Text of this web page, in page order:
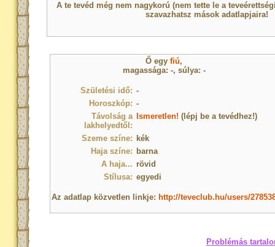
A te tevéd még nem nagykorú (nem tette le a
szavazhatsz mások adatlapjaira!
Ő egyfiú,
magassága: -, súlya: -
Születési idő: -
Horoszkóp: -
Távolság a
lakhelyedtől:
Ismeretlen! (lépj be a tevédhez!)
Szeme színe: kék
Haja színe: barna
A haja... rövid
Stílusa: egyedi
Az adatlap közvetlen linkje: http://teveclub.hu/users/
Problémás